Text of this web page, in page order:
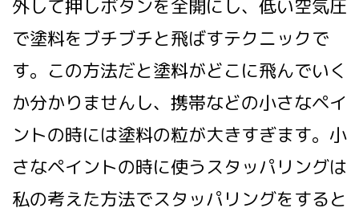
外して押しボタンを全開にし、低い空気圧
で塗料をブチブチと飛ばすテクニックで
す。この方法だと塗料がどこに飛んでいく
か分かりませんし、携帯などの小さなペイ
ントの時には塗料の粒が大きすぎます。小
さなペイントの時に使うスタッパリングは
私の考えた方法でスタッパリングをすると